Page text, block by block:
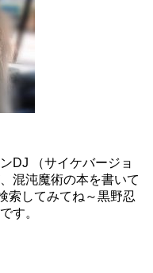
DJ （サイケバージョ
混沌魔術の本を書いて
索してみてね～黒野忍
す。